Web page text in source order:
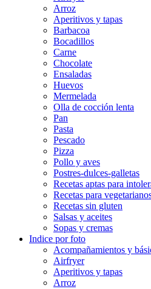
Arroz
Aperitivos y tapas
Barbacoa
Bocadillos
Carne
Chocolate
Ensaladas
Huevos
Mermelada
Olla de cocción lenta
Pan
Pasta
Pescado
Pizza
Pollo y aves
Postres-dulces-galletas
Recetas aptas para
Recetas para
Recetas sin gluten
Salsas y aceites
Sopas y cremas
Indice por foto
Acompañamientos y
Airfryer
Aperitivos y tapas
Arroz